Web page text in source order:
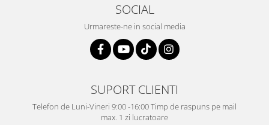
SOCIAL
Urmareste-ne in social media
SUPORT CLIENTI
Telefon de Luni-Vineri 9:00 -16:00 Timp de raspuns pe mail
max. 1 zi lucratoare